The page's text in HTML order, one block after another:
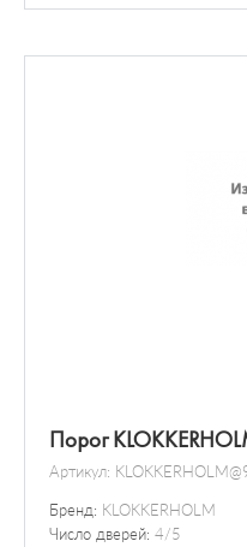
Порог
Артикул:
Бренд: KLOKKERHOLM
Число дверей: 4/5